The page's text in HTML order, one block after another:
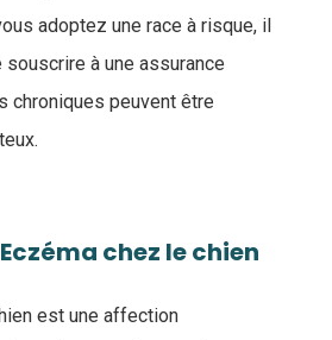
adoptez une race à risque, il
à une assurance
chroniques peuvent être
chez le chien
est une affection